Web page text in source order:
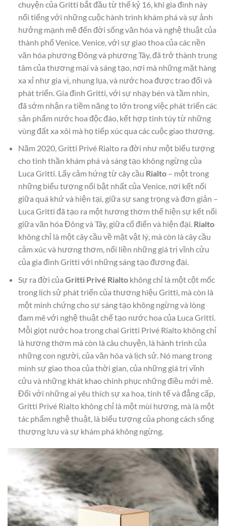
chuyện của Gritti bắt đầu từ thế kỷ 16, khi gia đình này
nổi tiếng với những cuộc hành trình khám phá và sự ảnh
hưởng mạnh mẽ đến đời sống văn hóa và nghệ thuật của
thành phố Venice. Venice, với sự giao thoa của các nền
văn hóa phương Đông và phương Tây, đã trở thành trung
tâm của thương mại và sáng tạo, nơi mà những mặt hàng
xa xỉ như gia vị, nhung lụa, và nước hoa được trao đổi và
phát triển. Gia đình Gritti, với sự nhạy bén và tầm nhìn,
đã sớm nhận ra tiềm năng to lớn trong việc phát triển các
sản phẩm nước hoa độc đáo, kết hợp tinh túy từ những
vùng đất xa xôi mà họ tiếp xúc qua các cuộc giao thương.
Năm 2020, Gritti Privé Rialto ra đời như một biểu tượng
cho tinh thần khám phá và sáng tạo không ngừng của
Luca Gritti. Lấy cảm hứng từ cây cầu Rialto– một trong
những biểu tượng nổi bật nhất của Venice, nơi kết nối
giữa quá khứ và hiện tại, giữa sự sang trọng và đơn giản –
Luca Gritti đã tạo ra một hương thơm thể hiện sự kết nối
giữa văn hóa Đông và Tây, giữa cổ điển và hiện đại. Rialto
không chỉ là một cây cầu về mặt vật lý, mà còn là cây cầu
cảm xúc và hương thơm, nối liền những giá trị vĩnh cửu
của gia đình Gritti với những sáng tạo đương đại.
Sự ra đời của Gritti Privé Rialtokhông chỉ là một cột mốc
trong lịch sử phát triển của thương hiệu Gritti, mà còn là
một minh chứng cho sự sáng tạo không ngừng và lòng
đam mê với nghệ thuật chế tạo nước hoa của Luca Gritti.
Mỗi giọt nước hoa trong chai Gritti Privé Rialto không chỉ
là hương thơm mà còn là câu chuyện, là hành trình của
những con người, của văn hóa và lịch sử. Nó mang trong
mình sự giao thoa của thời gian, của những giá trị vĩnh
cửu và những khát khao chinh phục những điều mới mẻ.
Đối với những ai yêu thích sự xa hoa, tinh tế và đẳng cấp,
Gritti Privé Rialto không chỉ là một mùi hương, mà là một
tác phẩm nghệ thuật, là biểu tượng của phong cách sống
thượng lưu và sự khám phá không ngừng.